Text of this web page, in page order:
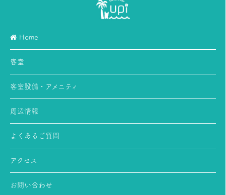
Home
客室
客室設備・アメニティ
周辺情報
よくあるご質問
アクセス
お問い合わせ